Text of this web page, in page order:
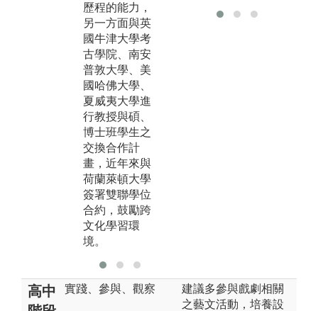
歷程的能力，
另一方面與英
國牛津大學考
古學院、南安
普敦大學、美
國哈佛大學、
夏威夷大學進
行教授與碩、
博士班學生之
交換合作計
畫，近年來與
荷蘭萊頓大學
簽署雙聯學位
合約，鼓勵跨
文化學習環
境。
高中
實踐、參與、觀察
建議多參與戲劇相關
之藝文活動，培養設